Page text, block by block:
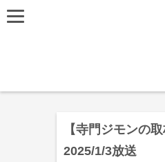
【寺門ジモンの
2025/1/3放送